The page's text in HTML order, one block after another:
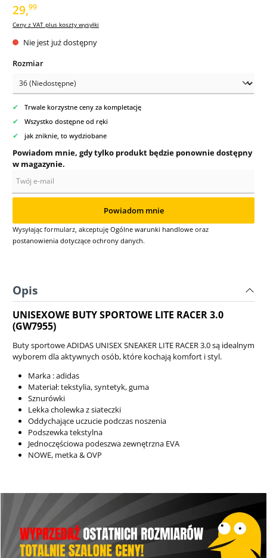
29,99
Ceny z VAT plus koszty wysyłki
Nie jest już dostępny
Wybierz
Rozmiar
✔ Trwale korzystne ceny za kompletację
✔ Wszystko dostępne od ręki
✔ jak zniknie, to wydziobane
Powiadom mnie, gdy tylko produkt będzie ponownie dostępny
w magazynie.
Powiadom mnie
Wysyłając formularz, akceptuję Ogólne warunki handlowe oraz
postanowienia dotyczące ochrony danych.
Opis
UNISEXOWE BUTY SPORTOWE LITE RACER 3.0
(GW7955)
Buty sportowe ADIDAS UNISEX SNEAKER LITE RACER 3.0 są idealnym
wyborem dla aktywnych osób, które kochają komfort i styl.
Marka : adidas
Materiał: tekstylia, syntetyk, guma
Sznurówki
Lekka cholewka z siateczki
Oddychające uczucie podczas noszenia
Podszewka tekstylna
Jednoczęściowa podeszwa zewnętrzna EVA
NOWE, metka & OVP